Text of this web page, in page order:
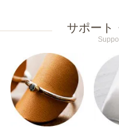
サポート